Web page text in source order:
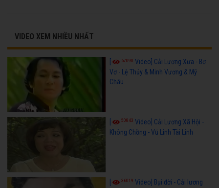
VIDEO XEM NHIỀU NHẤT
67090 Video] Cải Lương Xưa - Bơ
Vơ - Lệ Thủy & Minh Vương & Mỹ
Châu
50843 Video] Cải Lương Xã Hội -
Không Chồng - Vũ Linh Tài Linh
36019 Video] Bụi đời - Cải lương